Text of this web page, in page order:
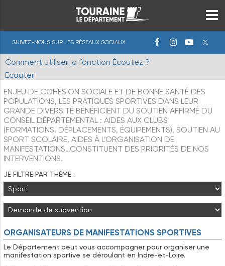
SUIVEZ-NOUS SUR LES RÉSEAUX SOCIAUX
Comment utiliser la fonction Écoutez ?
Ecouter
ENJEU DE COHÉSION SOCIALE ET DE BONNE SANTÉ DES
POPULATIONS, LES PRATIQUES SPORTIVES DANS LEUR
GRANDE DIVERSITÉ BÉNÉFICIENT DU SOUTIEN AFFIRMÉ DU
CONSEIL DÉPARTEMENTAL : AIDES AUX CLUBS
(FORMATIONS, DÉPLACEMENTS, ÉQUIPEMENTS), SOUTIEN AU
SPORT SCOLAIRE, AIDES À L’ORGANISATION DE
MANIFESTATIONS…CONSTITUENT DES PRIORITÉS DE NOS
INTERVENTIONS.
JE FILTRE PAR THÈME :
ORGANISATEURS DE MANIFESTATIONS SPORTIVES
Le Département peut vous accompagner pour organiser une
manifestation sportive se déroulant en Indre-et-Loire.